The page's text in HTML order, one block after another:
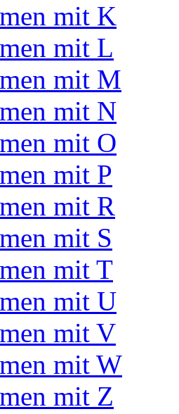
mit K
mit L
mit M
mit N
mit O
mit P
mit R
mit S
mit T
mit U
mit V
mit W
mit Z